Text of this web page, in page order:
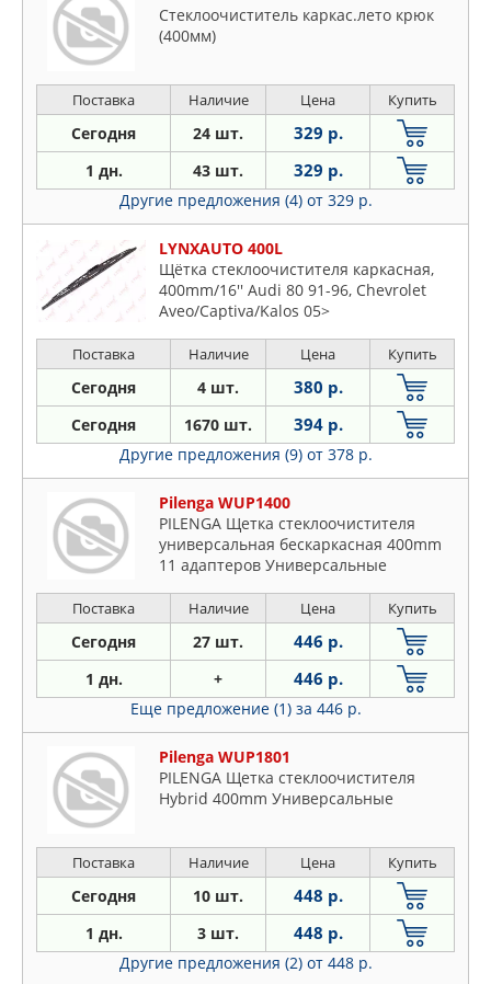
Стеклоочиститель каркас.лето крюк
(400мм)
Поставка Наличие Цена Купить
Сегодня 24 шт. 329 р.
1 дн. 43 шт. 329 р.
Другие предложения (4) от 329 р.
LYNXAUTO 400L
Щётка стеклоочистителя каркасная,
400mm/16'' Audi 80 91-96, Chevrolet
Aveo/Captiva/Kalos 05>
Поставка Наличие Цена Купить
Сегодня 4 шт. 380 р.
Сегодня 1670 шт. 394 р.
Другие предложения (9) от 378 р.
Pilenga WUP1400
PILENGA Щетка стеклоочистителя
универсальная бескаркасная 400mm
11 адаптеров Универсальные
Поставка Наличие Цена Купить
Сегодня 27 шт. 446 р.
1 дн. + 446 р.
Еще предложение (1) за 446 р.
Pilenga WUP1801
PILENGA Щетка стеклоочистителя
Hybrid 400mm Универсальные
Поставка Наличие Цена Купить
Сегодня 10 шт. 448 р.
1 дн. 3 шт. 448 р.
Другие предложения (2) от 448 р.